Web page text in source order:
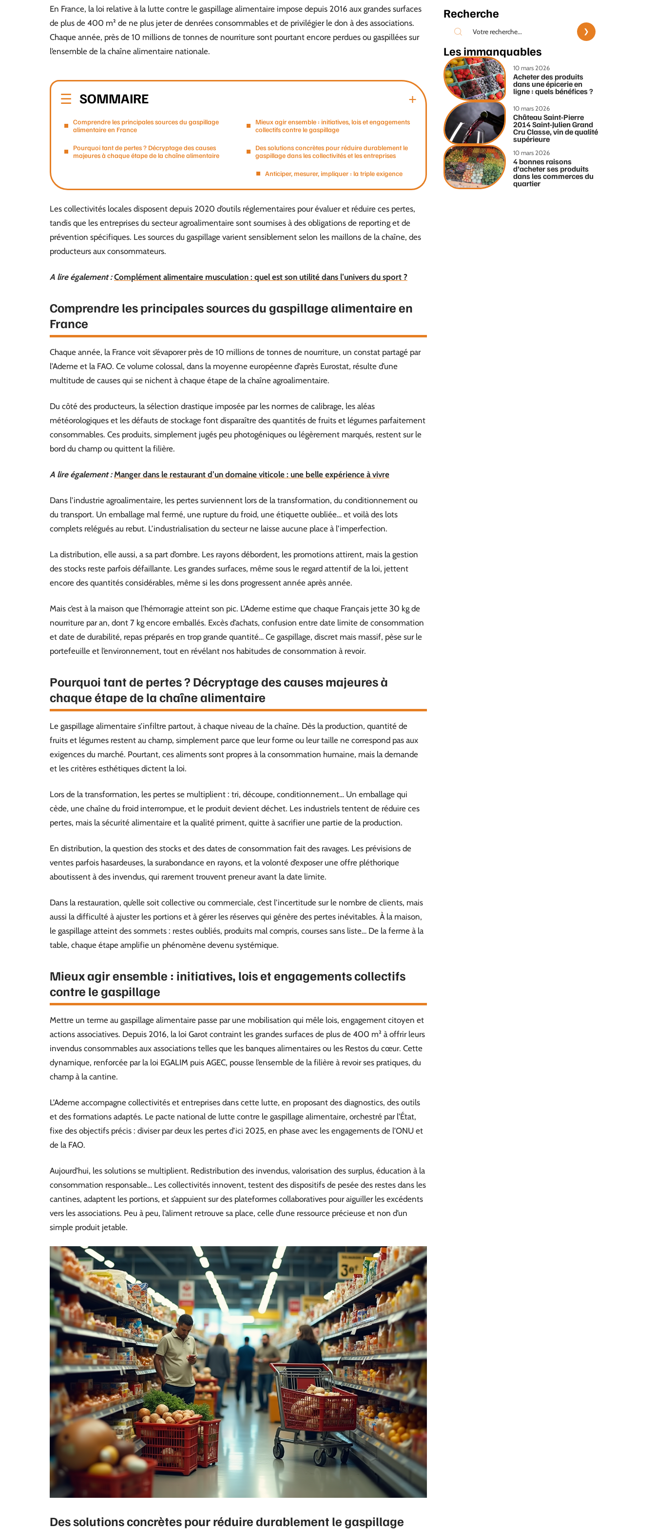
En France, la loi relative à la lutte contre le gaspillage alimentaire impose depuis 2016 aux grandes surfaces
de plus de 400 m² de ne plus jeter de denrées consommables et de privilégier le don à des associations.
Chaque année, près de 10 millions de tonnes de nourriture sont pourtant encore perdues ou gaspillées sur
l’ensemble de la chaîne alimentaire nationale.
SOMMAIRE
Comprendre les principales sources du gaspillage
alimentaire en France
Pourquoi tant de pertes ? Décryptage des causes
majeures à chaque étape de la chaîne alimentaire
Mieux agir ensemble : initiatives, lois et engagements
collectifs contre le gaspillage
Des solutions concrètes pour réduire durablement le
gaspillage dans les collectivités et les entreprises
Anticiper, mesurer, impliquer : la triple exigence
Les collectivités locales disposent depuis 2020 d’outils réglementaires pour évaluer et réduire ces pertes,
tandis que les entreprises du secteur agroalimentaire sont soumises à des obligations de reporting et de
prévention spécifiques. Les sources du gaspillage varient sensiblement selon les maillons de la chaîne, des
producteurs aux consommateurs.
A lire également : Complément alimentaire musculation : quel est son utilité dans l’univers du sport ?
Comprendre les principales sources du gaspillage alimentaire en
France
Chaque année, la France voit s’évaporer près de 10 millions de tonnes de nourriture, un constat partagé par
l’Ademe et la FAO. Ce volume colossal, dans la moyenne européenne d’après Eurostat, résulte d’une
multitude de causes qui se nichent à chaque étape de la chaîne agroalimentaire.
Du côté des producteurs, la sélection drastique imposée par les normes de calibrage, les aléas
météorologiques et les défauts de stockage font disparaître des quantités de fruits et légumes parfaitement
consommables. Ces produits, simplement jugés peu photogéniques ou légèrement marqués, restent sur le
bord du champ ou quittent la filière.
A lire également : Manger dans le restaurant d’un domaine viticole : une belle expérience à vivre
Dans l’industrie agroalimentaire, les pertes surviennent lors de la transformation, du conditionnement ou
du transport. Un emballage mal fermé, une rupture du froid, une étiquette oubliée… et voilà des lots
complets relégués au rebut. L’industrialisation du secteur ne laisse aucune place à l’imperfection.
La distribution, elle aussi, a sa part d’ombre. Les rayons débordent, les promotions attirent, mais la gestion
des stocks reste parfois défaillante. Les grandes surfaces, même sous le regard attentif de la loi, jettent
encore des quantités considérables, même si les dons progressent année après année.
Mais c’est à la maison que l’hémorragie atteint son pic. L’Ademe estime que chaque Français jette 30 kg de
nourriture par an, dont 7 kg encore emballés. Excès d’achats, confusion entre date limite de consommation
et date de durabilité, repas préparés en trop grande quantité… Ce gaspillage, discret mais massif, pèse sur le
portefeuille et l’environnement, tout en révélant nos habitudes de consommation à revoir.
Pourquoi tant de pertes ? Décryptage des causes majeures à
chaque étape de la chaîne alimentaire
Le gaspillage alimentaire s’infiltre partout, à chaque niveau de la chaîne. Dès la production, quantité de
fruits et légumes restent au champ, simplement parce que leur forme ou leur taille ne correspond pas aux
exigences du marché. Pourtant, ces aliments sont propres à la consommation humaine, mais la demande
et les critères esthétiques dictent la loi.
Lors de la transformation, les pertes se multiplient : tri, découpe, conditionnement… Un emballage qui
cède, une chaîne du froid interrompue, et le produit devient déchet. Les industriels tentent de réduire ces
pertes, mais la sécurité alimentaire et la qualité priment, quitte à sacrifier une partie de la production.
En distribution, la question des stocks et des dates de consommation fait des ravages. Les prévisions de
ventes parfois hasardeuses, la surabondance en rayons, et la volonté d’exposer une offre pléthorique
aboutissent à des invendus, qui rarement trouvent preneur avant la date limite.
Dans la restauration, qu’elle soit collective ou commerciale, c’est l’incertitude sur le nombre de clients, mais
aussi la difficulté à ajuster les portions et à gérer les réserves qui génère des pertes inévitables. À la maison,
le gaspillage atteint des sommets : restes oubliés, produits mal compris, courses sans liste… De la ferme à la
table, chaque étape amplifie un phénomène devenu systémique.
Mieux agir ensemble : initiatives, lois et engagements collectifs
contre le gaspillage
Mettre un terme au gaspillage alimentaire passe par une mobilisation qui mêle lois, engagement citoyen et
actions associatives. Depuis 2016, la loi Garot contraint les grandes surfaces de plus de 400 m² à offrir leurs
invendus consommables aux associations telles que les banques alimentaires ou les Restos du cœur. Cette
dynamique, renforcée par la loi EGALIM puis AGEC, pousse l’ensemble de la filière à revoir ses pratiques, du
champ à la cantine.
L’Ademe accompagne collectivités et entreprises dans cette lutte, en proposant des diagnostics, des outils
et des formations adaptés. Le pacte national de lutte contre le gaspillage alimentaire, orchestré par l’État,
fixe des objectifs précis : diviser par deux les pertes d’ici 2025, en phase avec les engagements de l’ONU et
de la FAO.
Aujourd’hui, les solutions se multiplient. Redistribution des invendus, valorisation des surplus, éducation à la
consommation responsable… Les collectivités innovent, testent des dispositifs de pesée des restes dans les
cantines, adaptent les portions, et s’appuient sur des plateformes collaboratives pour aiguiller les excédents
vers les associations. Peu à peu, l’aliment retrouve sa place, celle d’une ressource précieuse et non d’un
simple produit jetable.
Des solutions concrètes pour réduire durablement le gaspillage
Recherche
Les immanquables
10 mars 2026
Acheter des produits
dans une épicerie en
ligne : quels bénéfices ?
10 mars 2026
Château Saint-Pierre
2014 Saint-Julien Grand
Cru Classe, vin de qualité
supérieure
10 mars 2026
4 bonnes raisons
d’acheter ses produits
dans les commerces du
quartier